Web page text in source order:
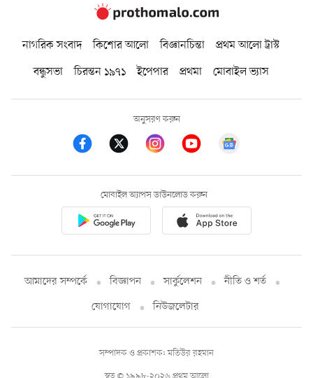
নাগরিক সংবাদ কিশোর আলো বিজ্ঞানচিন্তা
প্রথম আলো ট্রাস্ট
বন্ধুসভা
চিরন্তন ১৯৭১ ইপেপার প্রথমা মোবাইল ভ্যাস
অনুসরণ করুন
মোবাইল অ্যাপস ডাউনলোড করুন
আমাদের সম্পর্কে বিজ্ঞাপন সার্কুলেশন
নীতি ও শর্ত
যোগাযোগ
নিউজলেটার
সম্পাদক ও প্রকাশক: মতিউর রহমান